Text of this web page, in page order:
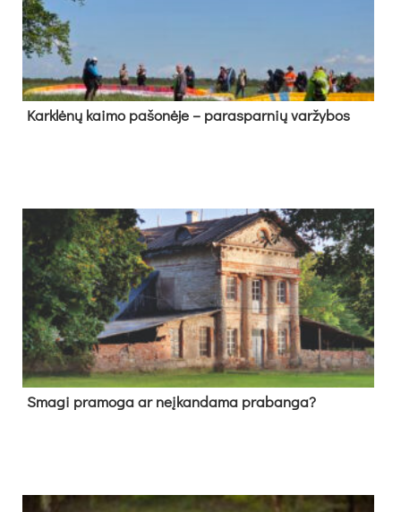
Kark­lė­nų kai­mo pa­šo­nė­je – pa­ras­par­nių var­žy­bos
Sma­gi pra­mo­ga ar neį­kan­da­ma pra­ban­ga?